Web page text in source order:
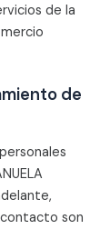
de la
de
son